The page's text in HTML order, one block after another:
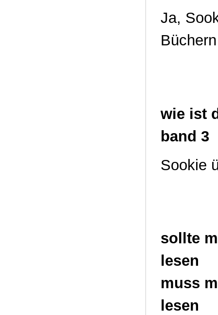
Ja,
wie ist
band 3
Sookie
sollte
lesen
muss
lesen